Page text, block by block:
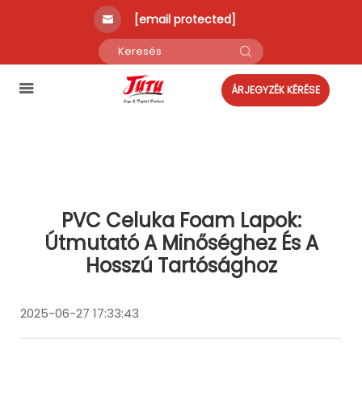
[email protected]
ÁRJEGYZÉK KÉRÉSE
PVC Celuka Foam Lapok:
Útmutató A Minőséghez És A
Hosszú Tartósághoz
2025-06-27 17:33:43